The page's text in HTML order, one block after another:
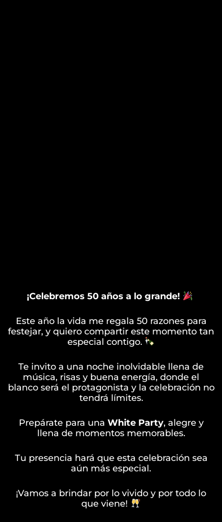
¡Celebremos 50 años a lo grande!
Este año la vida me regala 50 razones para
festejar, y quiero compartir este momento tan
especial contigo.
Te invito a una noche inolvidable llena de
música, risas y buena energía, donde el
blanco será el protagonista y la celebración no
tendrá límites.
Prepárate para una White Party, alegre y
llena de momentos memorables.
Tu presencia hará que esta celebración sea
aún más especial.
¡Vamos a brindar por lo vivido y por todo lo
que viene!